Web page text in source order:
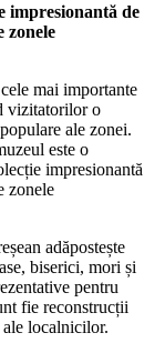
impresionantă de
zonele
mai importante
vizitatorilor o
ale zonei.
este o
impresionantă
zonele
adăpostește
biserici, mori și
pentru
fie reconstrucții
localnicilor.